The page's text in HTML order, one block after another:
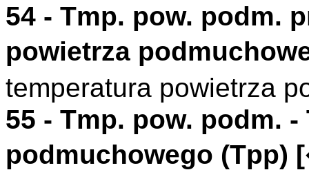
54 - Tmp. pow. podm.
powietrza
temperatura powietrza
55 - Tmp. pow. podm. -
podmuchowego (Tpp)